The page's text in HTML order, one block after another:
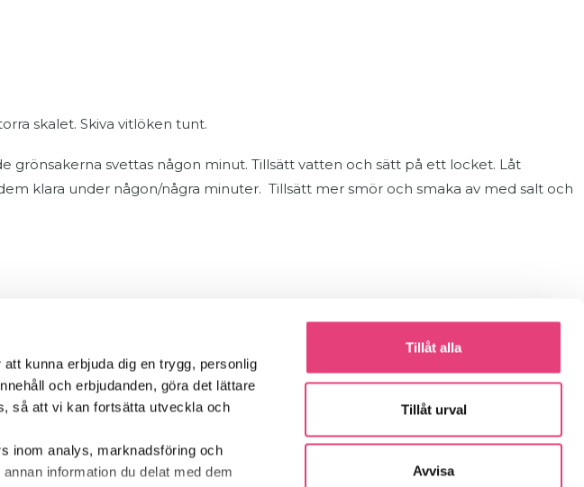
kunna erbjuda dig en trygg, personlig
och erbjudanden, göra det lättare
så att vi kan fortsätta utveckla och
inom analys, marknadsföring och
information du delat med dem
Tillåt alla
Tillåt urval
Avvisa
skalet. Skiva vitlöken tunt.
grönsakerna svettas någon minut. Tillsätt vatten och sätt på ett locket. Låt
klara under någon/några minuter. Tillsätt mer smör och smaka av med salt och
gratis
Kontakta oss!
info@sockerskolan.se